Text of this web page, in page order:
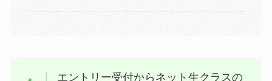
エントリー受付からネット生クラスの